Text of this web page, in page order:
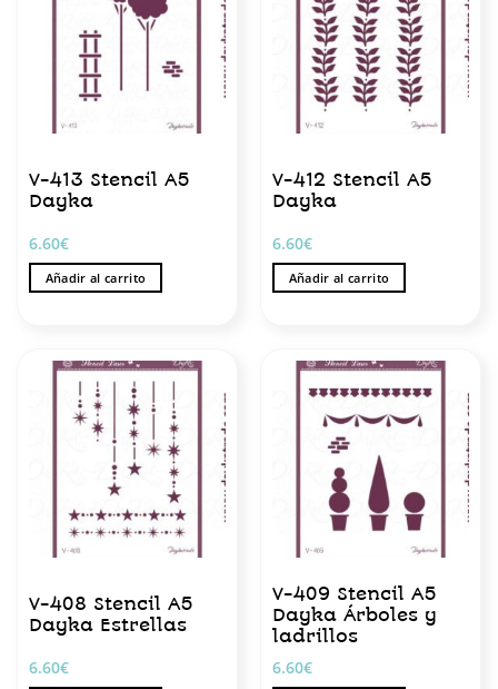
V-413 Stencil A5
Dayka
6.60€
Añadir al carrito
V-412 Stencil A5
Dayka
6.60€
Añadir al carrito
V-408 Stencil A5
Dayka Estrellas
6.60€
V-409 Stencil A5
Dayka Árboles y
ladrillos
6.60€